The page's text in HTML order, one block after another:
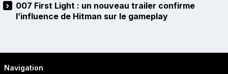
007 First Light : un nouveau trailer confirme
l’influence de Hitman sur le gameplay
Navigation